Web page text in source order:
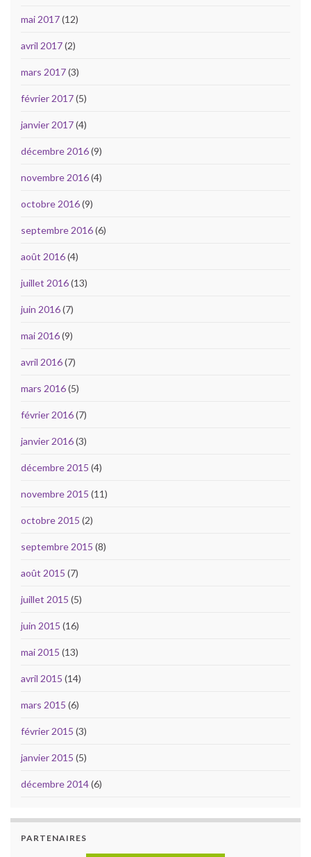
mai 2017(12)
avril 2017(2)
mars 2017(3)
février 2017(5)
janvier 2017(4)
décembre 2016(9)
novembre 2016(4)
octobre 2016(9)
septembre 2016(6)
août 2016(4)
juillet 2016(13)
juin 2016(7)
mai 2016(9)
avril 2016(7)
mars 2016(5)
février 2016(7)
janvier 2016(3)
décembre 2015 (4)
novembre 2015 (11)
octobre 2015 (2)
septembre 2015 (8)
août 2015 (7)
juillet 2015 (5)
juin 2015 (16)
mai 2015 (13)
avril 2015 (14)
mars 2015 (6)
février 2015 (3)
janvier 2015 (5)
décembre 2014(6)
PARTENAIRES